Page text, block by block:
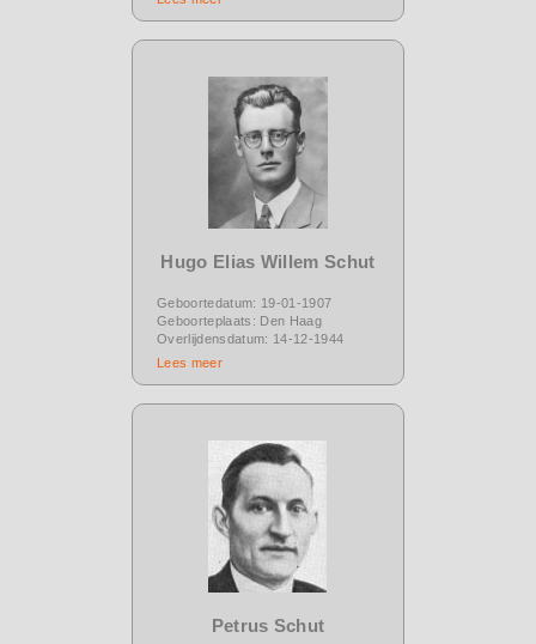
Hugo Elias Willem Schut
Geboortedatum: 19-01-1907
Geboorteplaats: Den Haag
Overlijdensdatum: 14-12-1944
Lees meer
Petrus Schut